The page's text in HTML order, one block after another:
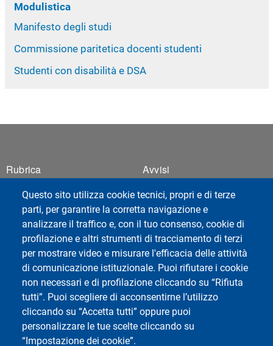
Questo sito utilizza cookie tecnici, propri e di terze
parti, per garantire la corretta navigazione e
analizzare il traffico e, con il tuo consenso, cookie di
profilazione e altri strumenti di tracciamento di terzi
per mostrare video e misurare l'efficacia delle attività
di comunicazione istituzionale. Puoi rifiutare i cookie
non necessari e di profilazione cliccando su “Rifiuta
tutti”. Puoi scegliere di acconsentirne l’utilizzo
cliccando su “Accetta tutti” oppure puoi
personalizzare le tue scelte cliccando su
“Impostazione dei cookie”.
Modulistica
Manifesto degli studi
Commissione paritetica docenti studenti
Studenti con disabilità e DSA
Footer 1
Rubrica
ESSE3 Studenti
Privacy
Accessibilità
Mappa del sito
Footer 2
Avvisi